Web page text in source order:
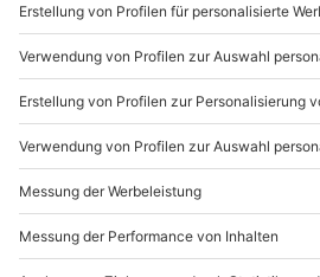
www.b2b.mydays.de/
Andere Produkte entdecken